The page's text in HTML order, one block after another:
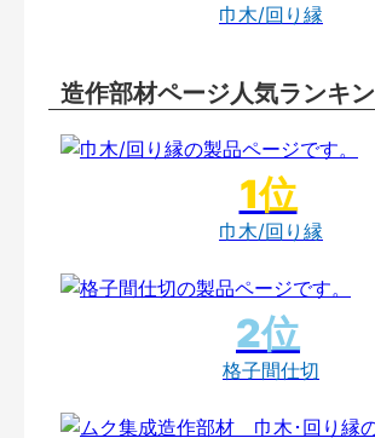
巾木/回り縁
造作部材ページ人気ランキ
巾木/回り縁
格子間仕切